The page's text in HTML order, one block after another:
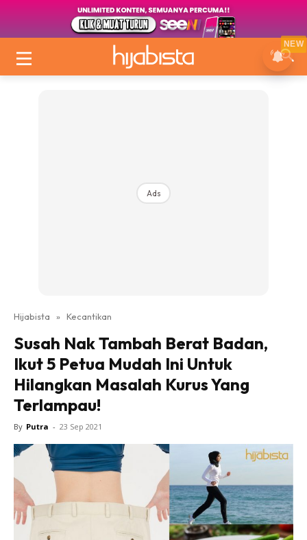
Ads
Hijabista » Kecantikan
Susah Nak Tambah Berat Badan,
Ikut 5 Petua Mudah Ini Untuk
Hilangkan Masalah Kurus Yang
Terlampau!
By Putra - 23 Sep 2021
NEW